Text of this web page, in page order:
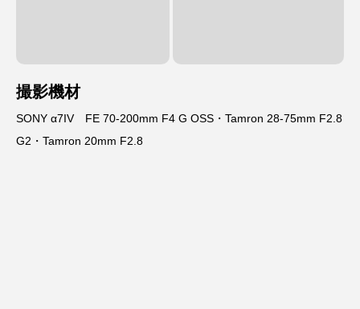
撮影機材
SONY α7IV FE 70-200mm F4 G OSS・Tamron 28-75mm F2.8
G2・Tamron 20mm F2.8